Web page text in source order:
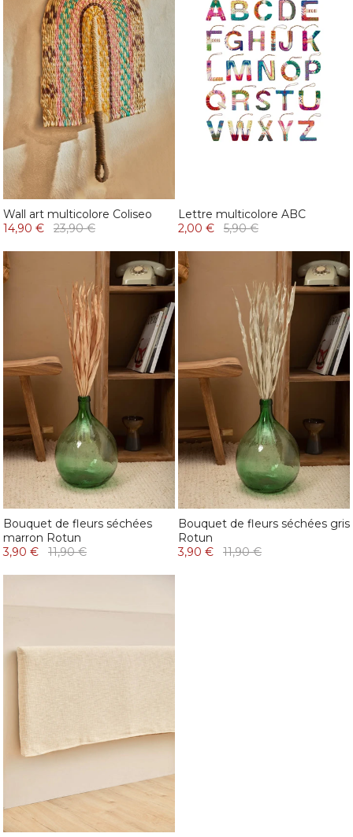
Wall art multicolore Coliseo
14,90 €
23,90 €
Lettre multicolore ABC
2,00 €
5,90 €
Bouquet de fleurs séchées
marron Rotun
3,90 €
11,90 €
Bouquet de fleurs séchées gris
Rotun
3,90 €
11,90 €